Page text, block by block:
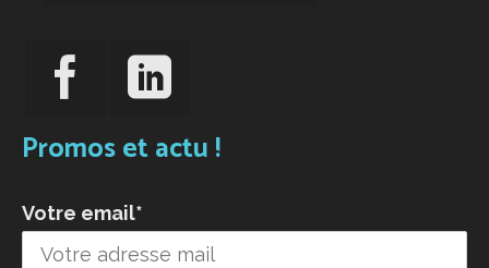
Promos et actu !
Votre email*